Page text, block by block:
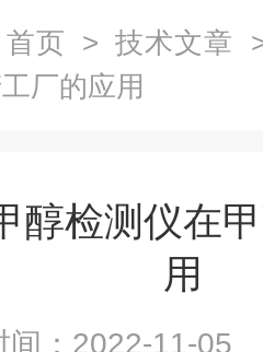
首页 > 技术文章
厂的应用
醇检测仪在
用
间：2022-11-